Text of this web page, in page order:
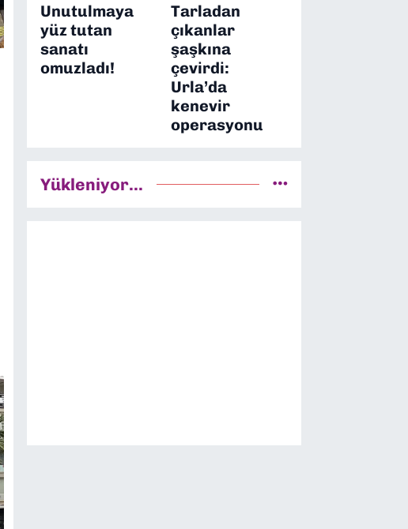
Unutulmaya
yüz tutan
sanatı
omuzladı!
Tarladan
çıkanlar
şaşkına
çevirdi:
Urla’da
kenevir
operasyonu
Yükleniyor...